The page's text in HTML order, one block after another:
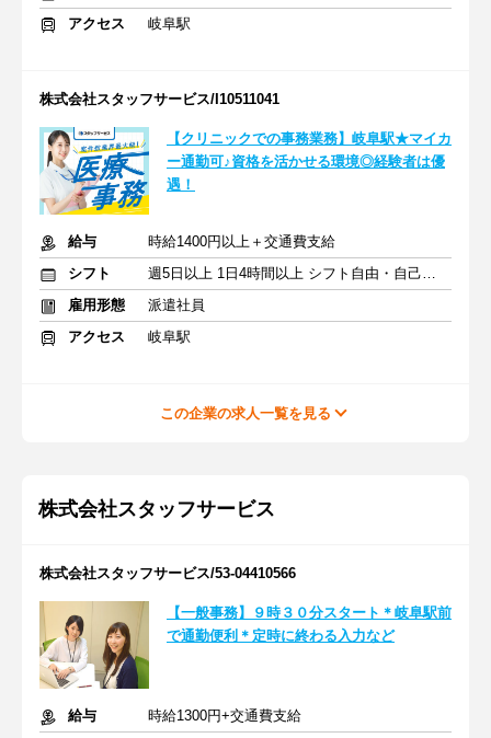
アクセス 岐阜駅
株式会社スタッフサービス/I10511041
【クリニックでの事務業務】岐阜駅★マイカ
ー通勤可♪資格を活かせる環境◎経験者は優
遇！
給与
時給1400円以上＋交通費支給
シフト
週5日以上 1日4時間以上 シフト自由・自己申告
雇用形態
派遣社員
アクセス
岐阜駅
この企業の求人一覧を見る
株式会社スタッフサービス
株式会社スタッフサービス/53-04410566
【一般事務】９時３０分スタート＊岐阜駅前
で通勤便利＊定時に終わる入力など
給与
時給1300円+交通費支給